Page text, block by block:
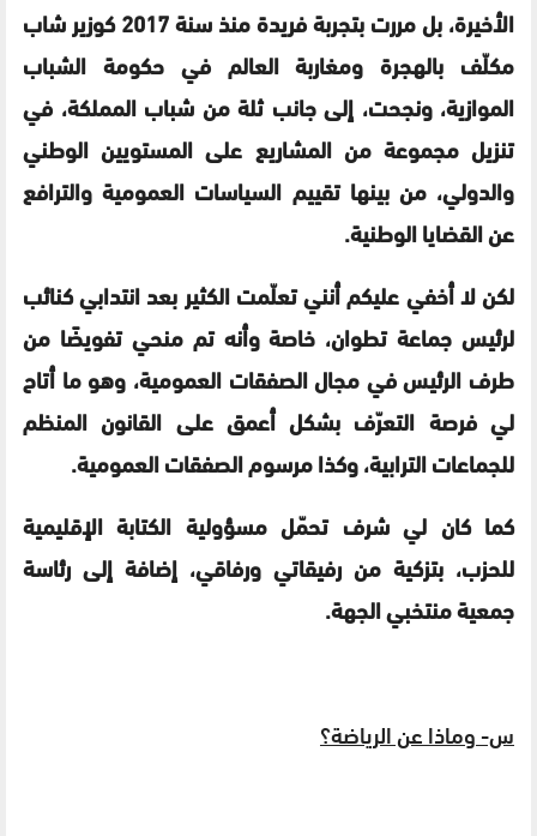
الأخيرة، بل مررت بتجربة فريدة منذ سنة 2017 كوزير شاب
مكلّف بالهجرة ومغاربة العالم في حكومة الشباب
الموازية، ونجحت، إلى جانب ثلة من شباب المملكة، في
تنزيل مجموعة من المشاريع على المستويين الوطني
والدولي، من بينها تقييم السياسات العمومية والترافع
عن القضايا الوطنية.
لكن لا أخفي عليكم أنني تعلّمت الكثير بعد انتدابي كنائب
لرئيس جماعة تطوان، خاصة وأنه تم منحي تفويضًا من
طرف الرئيس في مجال الصفقات العمومية، وهو ما أتاح
لي فرصة التعرّف بشكل أعمق على القانون المنظم
للجماعات الترابية، وكذا مرسوم الصفقات العمومية.
كما كان لي شرف تحمّل مسؤولية الكتابة الإقليمية
للحزب، بتزكية من رفيقاتي ورفاقي، إضافة إلى رئاسة
جمعية منتخبي الجهة.
س-وماذا عن الرياضة؟